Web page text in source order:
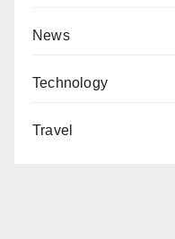
News
Technology
Travel